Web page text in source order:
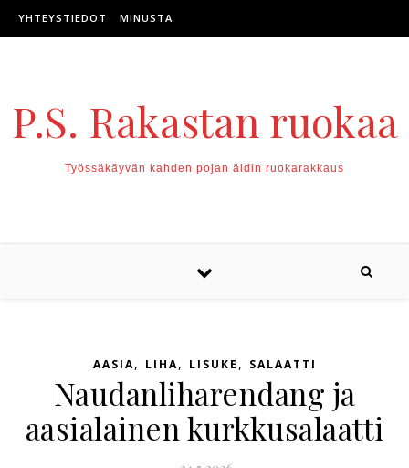
Skip to content
YHTEYSTIEDOT MINUSTA
P.S. Rakastan ruokaa
Työssäkäyvän kahden pojan äidin ruokarakkaus
AASIA, LIHA, LISUKE , SALAATTI
Naudanliharendang ja
aasialainen kurkkusalaatti